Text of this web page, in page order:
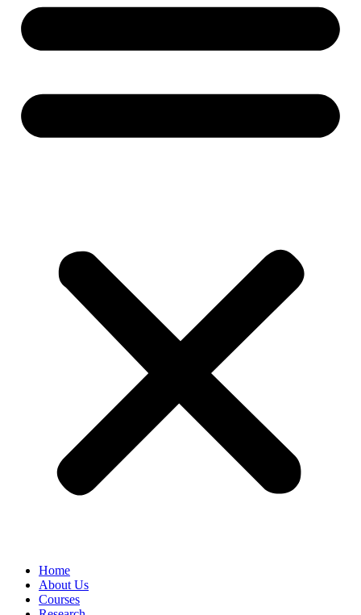
Home
About Us
Courses